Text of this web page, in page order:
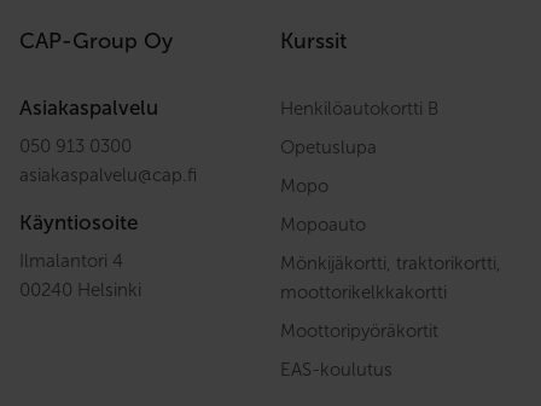
CAP-Group Oy
Asiakaspalvelu
050 913 0300
asiakaspalvelu@cap.fi
Käyntiosoite
Ilmalantori 4
00240 Helsinki
Kurssit
Henkilöautokortti B
Opetuslupa
Mopo
Mopoauto
Mönkijäkortti, traktorikortti,
moottorikelkkakortti
Moottoripyöräkortit
EAS-koulutus